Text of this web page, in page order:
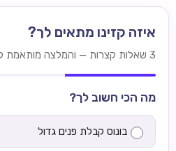
איזה קזינו מתאים לך?
3 שאלות קצרות — והמלצה מותאמת לשחקנים מישראל.
מה הכי חשוב לך?
בונוס קבלת פנים גדול